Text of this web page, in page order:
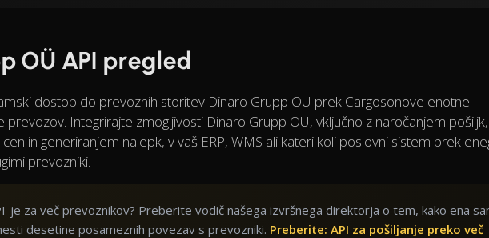
OÜ API pregled
dostop do prevoznih storitev Dinaro Grupp OÜ prek Cargosonove enotne
prevozov. Integrirajte zmogljivosti Dinaro Grupp OÜ, vključno z naročanjem pošiljk,
in generiranjem nalepk, v vaš ERP, WMS ali kateri koli poslovni sistem prek
prevozniki.
je za več prevoznikov? Preberite vodič našega izvršnega direktorja o tem, kako ena
desetine posameznih povezav s prevozniki. Preberite: API za pošiljanje preko več